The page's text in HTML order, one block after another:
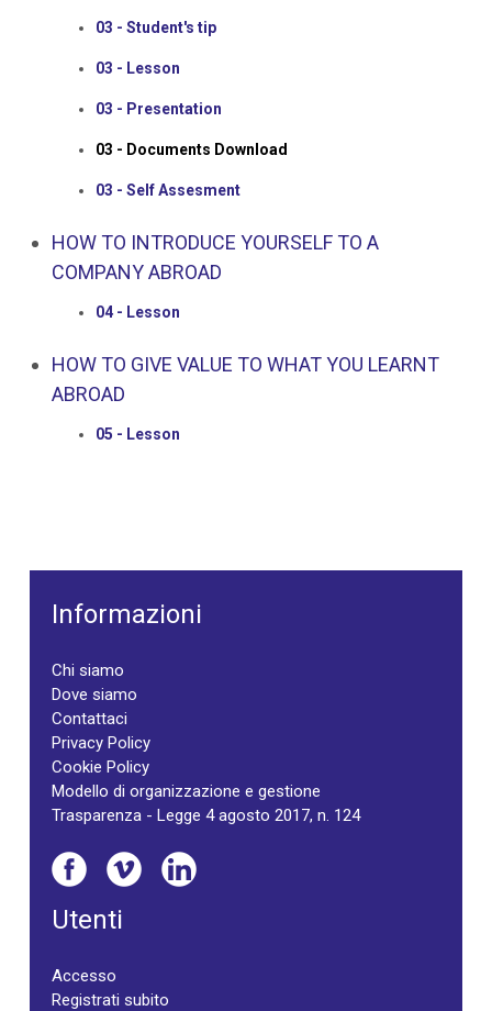
03 - Student's tip
03 - Lesson
03 - Presentation
03 - Documents Download
03 - Self Assesment
HOW TO INTRODUCE YOURSELF TO A
COMPANY ABROAD
04 - Lesson
HOW TO GIVE VALUE TO WHAT YOU LEARNT
ABROAD
05 - Lesson
Informazioni
Chi siamo
Dove siamo
Contattaci
Privacy Policy
Cookie Policy
Modello di organizzazione e gestione
Trasparenza - Legge 4 agosto 2017, n. 124
Utenti
Accesso
Registrati subito